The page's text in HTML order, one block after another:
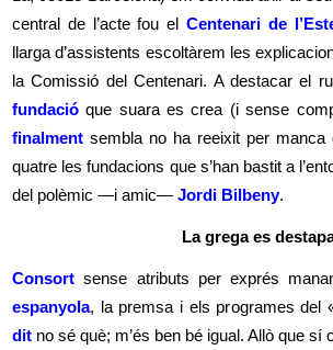
central de l’acte fou el Centenari de
llarga d’assistents escoltàrem les
la Comissió del Centenari. A destacar el
fundació que suara es crea (i sense
finalment sembla no ha reeixit per manca
quatre les fundacions que s’han bastit a
del polèmic —i amic— Jordi Bilbeny.
La grega es
Consort sense atributs per exprés
espanyola, la premsa i els programes del
dit no sé què; m’és ben bé igual. Allò que sí